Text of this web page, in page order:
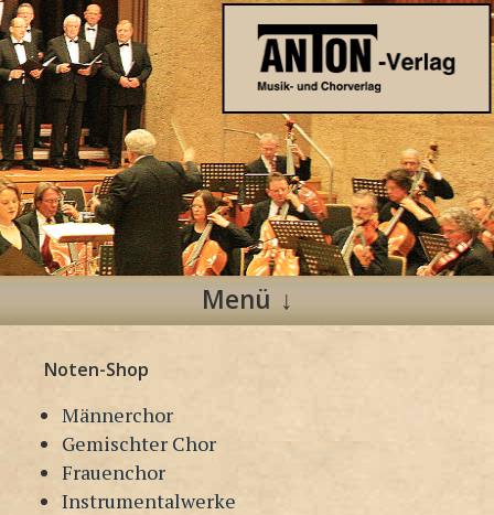
Anton Verlag
Musik- und Chorverlag
Menü
Inhalt
springen
Noten-Shop
Männerchor
Gemischter Chor
Frauenchor
Instrumentalwerke